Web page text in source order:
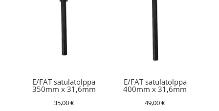
E/FAT satulatolppa
350mm x 31,6mm
35,00€
E/FAT satulatolppa
400mm x 31,6mm
49,00€